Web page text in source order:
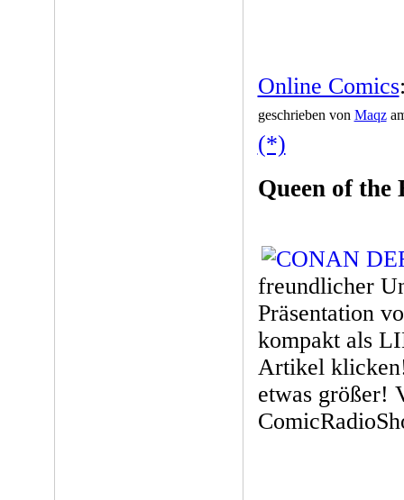
Online Comics
geschrieben von Maqz
(*)
Queen of the
freundlicher
Präsentation
kompakt als
Artikel
etwas größer!